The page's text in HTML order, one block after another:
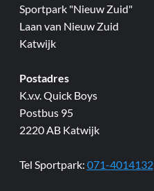
Sportpark "Nieuw Zuid"
Laan van Nieuw Zuid
Katwijk
Postadres
K.v.v. Quick Boys
Postbus 95
2220 AB Katwijk
Tel Sportpark: 071-4014132